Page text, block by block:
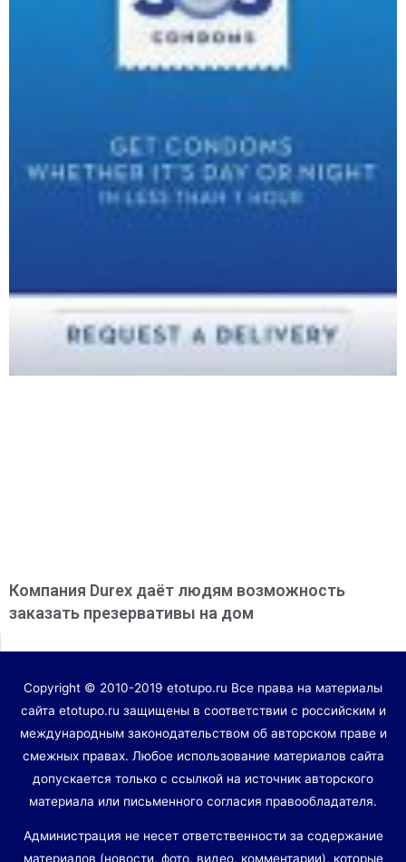
Компания Durex даёт людям возможность
заказать презервативы на дом
Copyright © 2010-2019 etotupo.ru Все права на материалы
сайта etotupo.ru защищены в соответствии с российским и
международным законодательством об авторском праве и
смежных правах. Любое использование материалов сайта
допускается только с ссылкой на источник авторского
материала или письменного согласия правообладателя.
Администрация не несет ответственности за содержание
материалов (новости, фото, видео, комментарии), которые